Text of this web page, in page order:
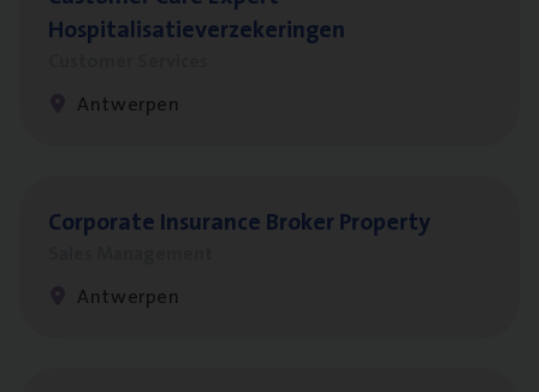
Hospitalisatieverzekeringen
Antwerpen
Cor­po­ra­te Insu­ran­ce Bro­ker Property
Antwerpen